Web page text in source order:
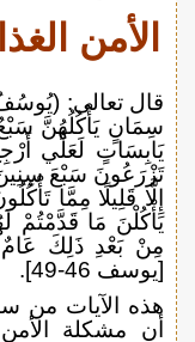
الأمن
قال تعالى:
سِمَانٍ يَأْكُلُهُنَّ
يَابِسَاتٍ لَعَلِّي
تَزْرَعُونَ سَبْعَ
إِلَّا قَلِيلًا مِمَّا
يَأْكُلْنَ مَا قَدَّمْتُمْ
مِنْ بَعْدِ ذَلِكَ
[يوسف 46-49].
هذه الآيات من
أن مشكلة